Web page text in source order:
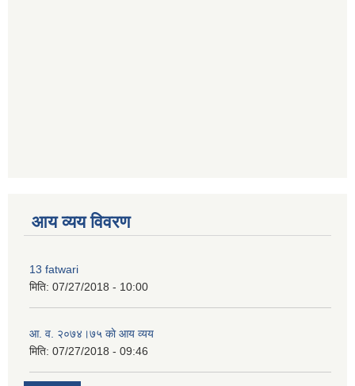
आय व्यय विवरण
13 fatwari
मिति: 07/27/2018 - 10:00
आ‍. व. २०७४।७५ काे आय व्यय
मिति: 07/27/2018 - 09:46